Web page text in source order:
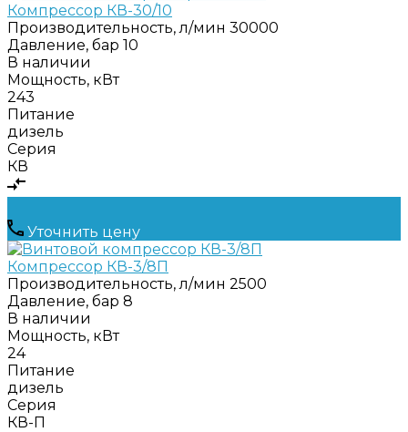
Компрессор КВ-30/10
Производительность, л/мин 30000
Давление, бар 10
В наличии
Мощность, кВт
243
Питание
дизель
Серия
КВ
Уточнить цену
Компрессор КВ-3/8П
Производительность, л/мин 2500
Давление, бар 8
В наличии
Мощность, кВт
24
Питание
дизель
Серия
КВ-П